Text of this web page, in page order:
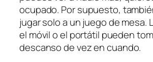
ocupado. Por supuesto,
jugar solo a un juego de mesa.
el móvil o el portátil pueden
descanso de vez en cuando.